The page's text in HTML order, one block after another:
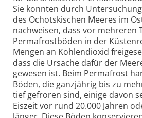
Sie konnten durch
des Ochots­kischen Meeres im
nachweisen, dass vor mehreren
Perma­frostböden in der
Mengen an Kohlendioxid
dass die Ursache dafür der
gewesen ist. Beim Permafrost
Böden, die ganzjährig bis zu
tief gefroren sind, einige davon
Eiszeit vor rund 20.000 Jahren